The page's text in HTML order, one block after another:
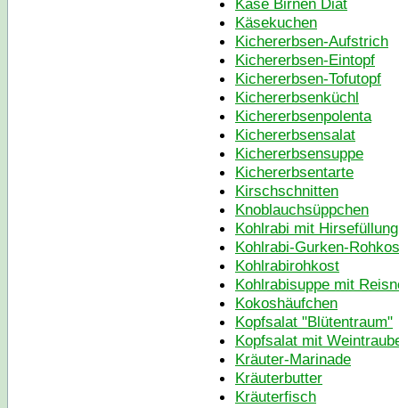
Käse Birnen Diät
Käsekuchen
Kichererbsen-Aufstrich
Kichererbsen-Eintopf
Kichererbsen-Tofutopf
Kichererbsenküchl
Kichererbsenpolenta
Kichererbsensalat
Kichererbsensuppe
Kichererbsentarte
Kirschschnitten
Knoblauchsüppchen
Kohlrabi mit Hirsefüllung
Kohlrabi-Gurken-
Kohlrabirohkost
Kohlrabisuppe mit
Kokoshäufchen
Kopfsalat "Blütentraum"
Kopfsalat mit
Kräuter-Marinade
Kräuterbutter
Kräuterfisch